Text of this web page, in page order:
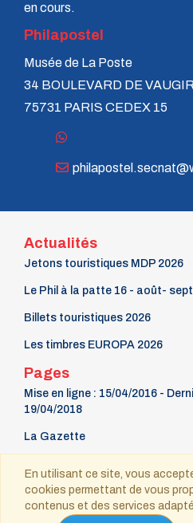
en cours.
Philapostel
Musée de La Poste
34 BOULEVARD DE
75731 PARIS CEDEX 15
Actualités
Jetons touristiques MDP 2026
Le Phil à la patte 16 - août-
Billets touristiques 2026
Les timbres EUROPA 2026
Pages
Mise en ligne : 15/04/2016 -
19/04/2018
La Gazette
Contact
En utilisant ce site, vous
cookies permettant de vous
contenus et des services